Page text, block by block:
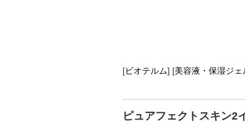
[ビオテルム] [美容液・保湿ジェ
ピュアフェクトスキン2